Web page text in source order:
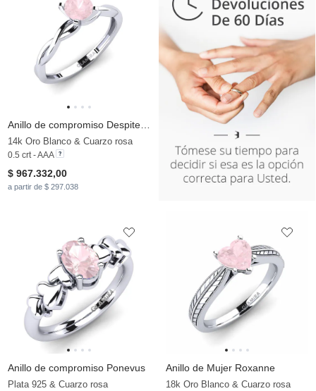
14k Oro Blanco & Cuarzo rosa
0.5 crt - AAA
$ 967.332,00
a partir de $ 297.038
Anillo de compromiso Ponevus
Plata 925 & Cuarzo rosa
Anillo de Mujer Roxanne
18k Oro Blanco & Cuarzo rosa